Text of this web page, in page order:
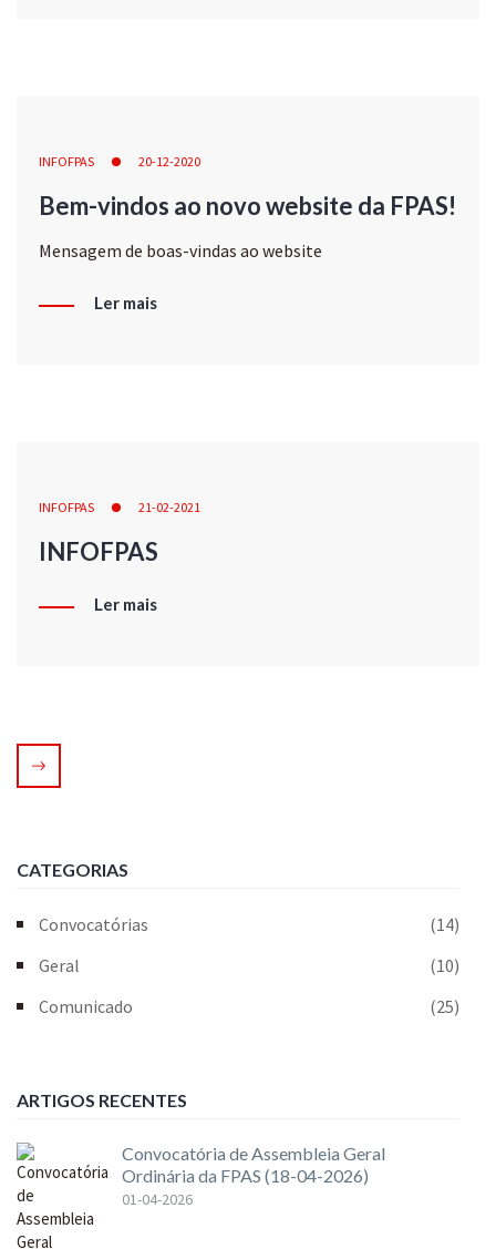
INFOFPAS 20-12-2020
Bem-vindos ao novo website da FPAS!
Mensagem de boas-vindas ao website
Ler mais
INFOFPAS 21-02-2021
INFOFPAS
Ler mais
CATEGORIAS
Convocatórias
(14)
Geral
(10)
Comunicado
(25)
ARTIGOS RECENTES
Convocatória de Assembleia Geral
Ordinária da FPAS (18-04-2026)
01-04-2026